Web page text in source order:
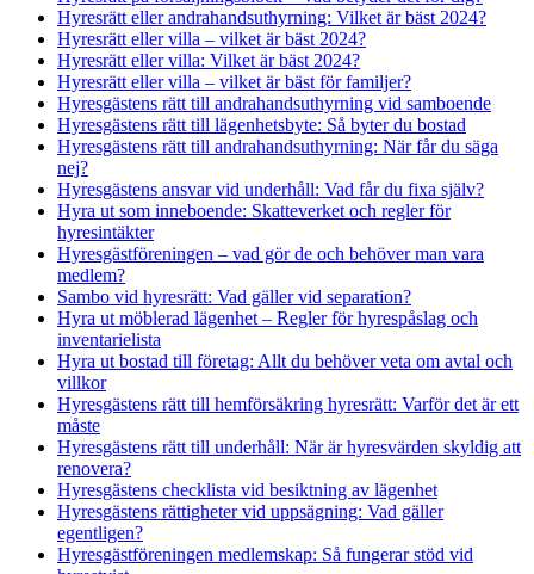
Hyresrätt eller andrahandsuthyrning: Vilket är bäst 2024?
Hyresrätt eller villa – vilket är bäst 2024?
Hyresrätt eller villa: Vilket är bäst 2024?
Hyresrätt eller villa – vilket är bäst för familjer?
Hyresgästens rätt till andrahandsuthyrning vid samboende
Hyresgästens rätt till lägenhetsbyte: Så byter du bostad
Hyresgästens rätt till andrahandsuthyrning: När får du säga
nej?
Hyresgästens ansvar vid underhåll: Vad får du fixa själv?
Hyra ut som inneboende: Skatteverket och regler för
hyresintäkter
Hyresgästföreningen – vad gör de och behöver man vara
medlem?
Sambo vid hyresrätt: Vad gäller vid separation?
Hyra ut möblerad lägenhet – Regler för hyrespåslag och
inventarielista
Hyra ut bostad till företag: Allt du behöver veta om avtal och
villkor
Hyresgästens rätt till hemförsäkring hyresrätt: Varför det är ett
måste
Hyresgästens rätt till underhåll: När är hyresvärden skyldig att
renovera?
Hyresgästens checklista vid besiktning av lägenhet
Hyresgästens rättigheter vid uppsägning: Vad gäller
egentligen?
Hyresgästföreningen medlemskap: Så fungerar stöd vid